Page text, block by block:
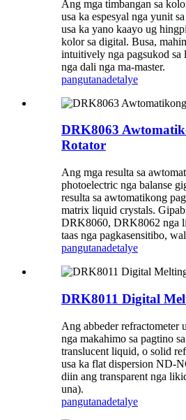
Ang mga timbangan sa
usa ka espesyal nga yunit
usa ka yano kaayo ug
kolor sa digital. Busa,
intuitively nga pagsukod sa
nga dali nga ma-master.
pangutanadetalye
DRK8063
Rotator
Ang mga resulta sa
photoelectric nga balanse
resulta sa awtomatikong
matrix liquid crystals.
DRK8060, DRK8062 nga
taas nga pagkasensitibo,
pangutanadetalye
DRK8011 Digital
Ang abbeder refractometer
nga makahimo sa pagtino
translucent liquid, o solid
usa ka flat dispersion ND-
diin ang transparent nga
una).
pangutanadetalye